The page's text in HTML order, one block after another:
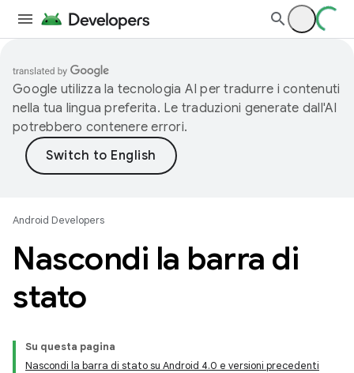
Google utilizza la tecnologia AI per tradurre i contenuti
nella tua lingua preferita. Le traduzioni generate dall'AI
potrebbero contenere errori.
Android Developers
Nascondi la barra di
stato
Su questa pagina
Nascondi la barra di stato su Android 4.0 e versioni precedenti